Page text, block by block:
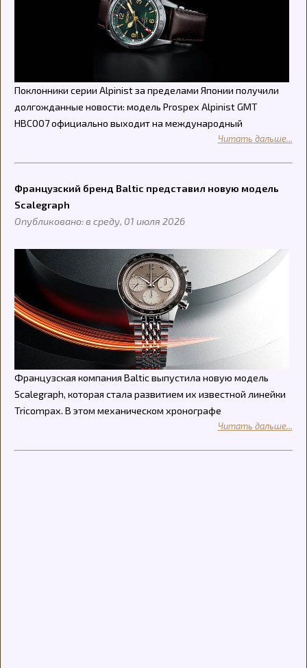
Поклонники серии Alpinist за пределами Японии получили
долгожданные новости: модель Prospex Alpinist GMT
HBC007 официально выходит на международный
Читать дальше...
Французский бренд Baltic представил новую модель
Scalegraph
Опубликовано: в среду, 01 июля 2026
Французская компания Baltic выпустила новую модель
Scalegraph, которая стала развитием их известной линейки
Tricompax. В этом механическом хронографе
Читать дальше...